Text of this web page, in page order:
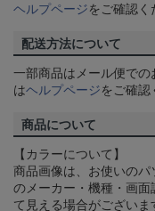
ヘルプページをご確認く
配送方法について
一部商品はメール便での
はヘルプページをご確認
商品について
【カラーについて】
商品画像は、お使いの
のメーカー・機種・画
て見える場合がございま